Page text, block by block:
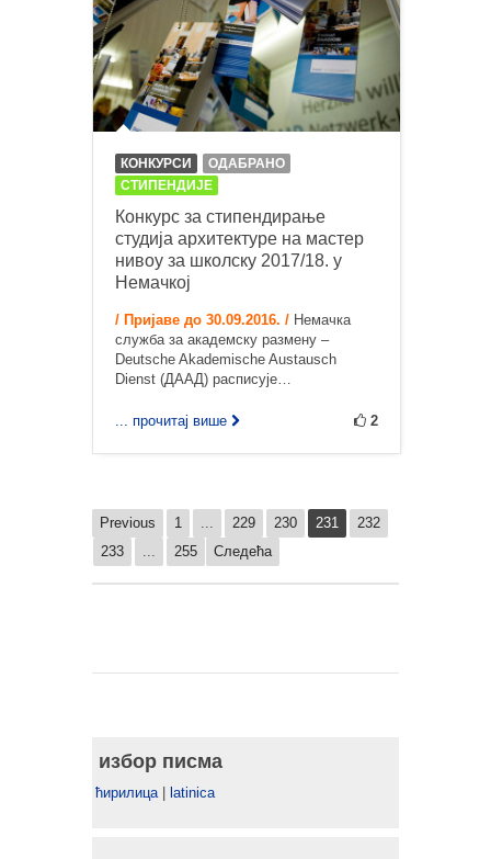
КОНКУРСИ
ОДАБРАНО
СТИПЕНДИЈЕ
Конкурс за стипендирање
студија архитектуре на мастер
нивоу за школску 2017/18. у
Немачкој
/ Пријаве до 30.09.2016. / Немачка
служба за академску размену –
Deutsche Akademische Austausch
Dienst (ДААД) расписује…
... прочитај више 2
Previous 1 ... 229 230 231
232
233
... 255 Следећа
избор писма
ћирилица| latinica